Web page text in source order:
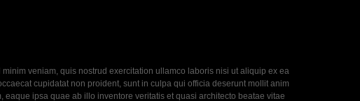
veniam, quis nostrud exercitation ullamco laboris nisi ut aliquip ex ea
cupidatat non proident, sunt in culpa qui officia deserunt mollit anim
ipsa quae ab illo inventore veritatis et quasi architecto beatae vitae